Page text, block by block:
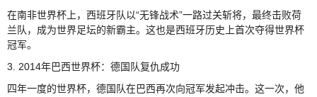
在南非世界杯上，西班牙队以“无锋战术”一路过关斩将，最终击败荷
兰队，成为世界足坛的新霸主。这也是西班牙历史上首次夺得世界杯
冠军。
3. 2014年巴西世界杯：德国队复仇成功
四年一度的世界杯，德国队在巴西再次向冠军发起冲击。这一次，他